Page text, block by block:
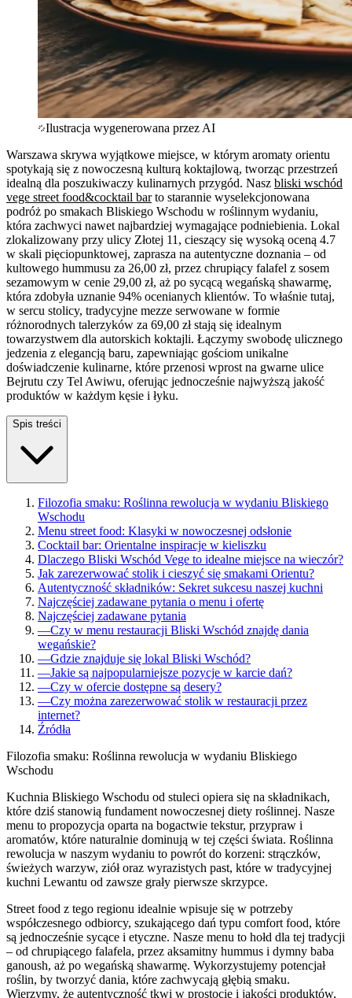
Ilustracja wygenerowana przez AI
Warszawa skrywa wyjątkowe miejsce, w którym aromaty orientu
spotykają się z nowoczesną kulturą koktajlową, tworząc przestrzeń
idealną dla poszukiwaczy kulinarnych przygód. Nasz bliski wschód
vege street food&cocktail barto starannie wyselekcjonowana
podróż po smakach Bliskiego Wschodu w roślinnym wydaniu,
która zachwyci nawet najbardziej wymagające podniebienia. Lokal
zlokalizowany przy ulicy Złotej 11, cieszący się wysoką oceną 4.7
w skali pięciopunktowej, zaprasza na autentyczne doznania – od
kultowego hummusu za 26,00 zł, przez chrupiący falafel z sosem
sezamowym w cenie 29,00 zł, aż po sycącą wegańską shawarmę,
która zdobyła uznanie 94% ocenianych klientów. To właśnie tutaj,
w sercu stolicy, tradycyjne mezze serwowane w formie
różnorodnych talerzyków za 69,00 zł stają się idealnym
towarzystwem dla autorskich koktajli. Łączymy swobodę ulicznego
jedzenia z elegancją baru, zapewniając gościom unikalne
doświadczenie kulinarne, które przenosi wprost na gwarne ulice
Bejrutu czy Tel Awiwu, oferując jednocześnie najwyższą jakość
produktów w każdym kęsie i łyku.
Spis treści
Filozofia smaku: Roślinna rewolucja w wydaniu Bliskiego
Wschodu
Menu street food: Klasyki w nowoczesnej odsłonie
Cocktail bar: Orientalne inspiracje w kieliszku
Dlaczego Bliski Wschód Vege to idealne miejsce na wieczór?
Jak zarezerwować stolik i cieszyć się smakami Orientu?
Autentyczność składników: Sekret sukcesu naszej kuchni
Najczęściej zadawane pytania o menu i ofertę
Najczęściej zadawane pytania
—Czy w menu restauracji Bliski Wschód znajdę dania
wegańskie?
—Gdzie znajduje się lokal Bliski Wschód?
—Jakie są najpopularniejsze pozycje w karcie dań?
—Czy w ofercie dostępne są desery?
—Czy można zarezerwować stolik w restauracji przez
internet?
Źródła
Filozofia smaku: Roślinna rewolucja w wydaniu Bliskiego
Wschodu
Kuchnia Bliskiego Wschodu od stuleci opiera się na składnikach,
które dziś stanowią fundament nowoczesnej diety roślinnej. Nasze
menu to propozycja oparta na bogactwie tekstur, przypraw i
aromatów, które naturalnie dominują w tej części świata. Roślinna
rewolucja w naszym wydaniu to powrót do korzeni: strączków,
świeżych warzyw, ziół oraz wyrazistych past, które w tradycyjnej
kuchni Lewantu od zawsze grały pierwsze skrzypce.
Street food z tego regionu idealnie wpisuje się w potrzeby
współczesnego odbiorcy, szukającego dań typu comfort food, które
są jednocześnie sycące i etyczne. Nasze menu to hołd dla tej tradycji
– od chrupiącego falafela, przez aksamitny hummus i dymny baba
ganoush, aż po wegańską shawarmę. Wykorzystujemy potencjał
roślin, by tworzyć dania, które zachwycają głębią smaku.
Wierzymy, że autentyczność tkwi w prostocie i jakości produktów,